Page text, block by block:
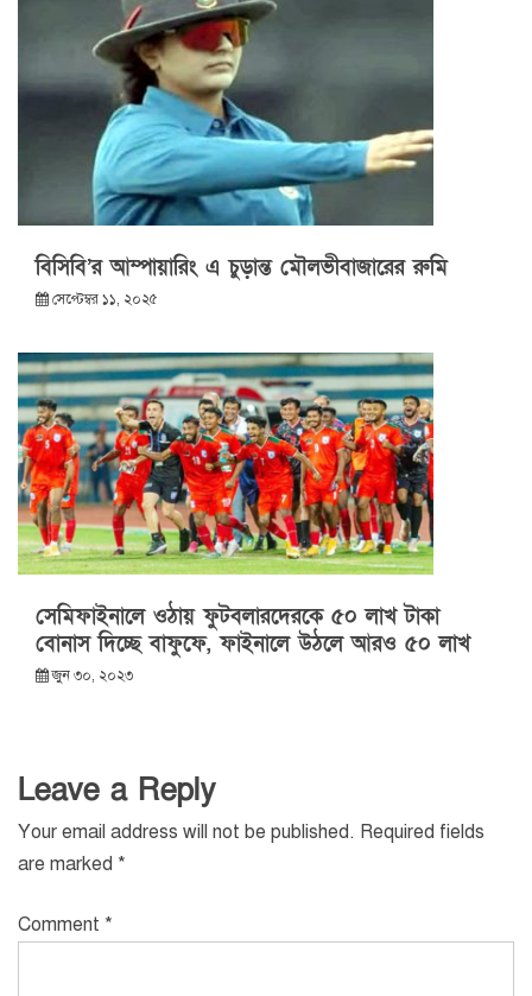
বিসিবি’র আম্পায়ারিং এ চুড়ান্ত মৌলভীবাজারের রুমি
সেপ্টেম্বর ১১, ২০২৫
সেমিফাইনালে ওঠায় ফুটবলারদেরকে ৫০ লাখ টাকা
বোনাস দিচ্ছে বাফুফে, ফাইনালে উঠলে আরও ৫০ লাখ
জুন ৩০, ২০২৩
Leave a Reply
Your email address will not be published. Required fields
are marked *
Comment *